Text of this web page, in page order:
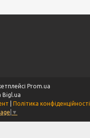
Prom.ua
Bigl.ua
Політика конфіденційності
▼